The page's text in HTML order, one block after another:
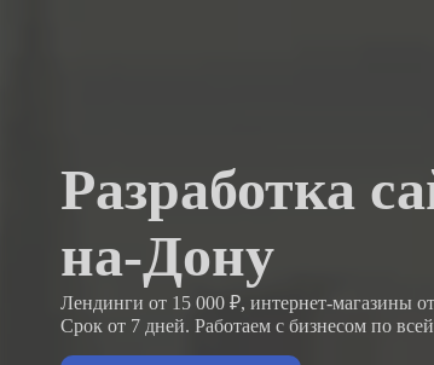
Разработка
на-Дону
Лендинги от 15 000 ₽, интернет-магазины
Срок от 7 дней. Работаем с бизнесом по